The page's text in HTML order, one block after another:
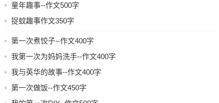
童年趣事--作文500字
捉蚊趣事作文350字
第一次煮饺子--作文400字
我第一次为妈妈洗手--作文400字
我与英华的故事--作文400字
第一次做饭--作文450字